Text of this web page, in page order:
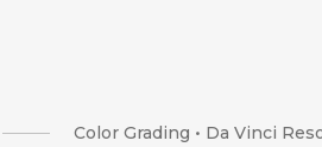
Color Grading • Da Vinci